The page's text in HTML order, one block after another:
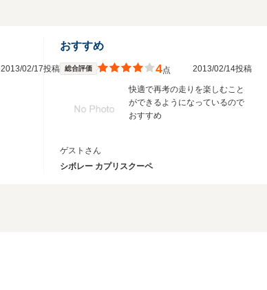
2013/02/17投稿
おすすめ
総合評価 4点 2013/02/14投稿
快適で再考の走りを楽しむこと
ができるようになっているので
おすすめ
ゲストさん
シボレー カプリスクーペ